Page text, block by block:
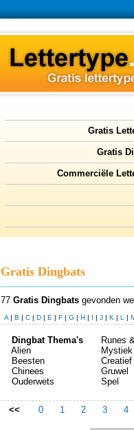
Gratis
Gratis
Commerciële
Gratis Dingbats
77 Gratis Dingbats gevonden
A | B | C | D | E | F | G | H | I | J | K | L |
Dingbat Thema's
Alien
Beesten
Chinees
Ouderwets
Runes
Mystiek
Creatief
Gruwel
Spel
<< 0 1 2 3 4